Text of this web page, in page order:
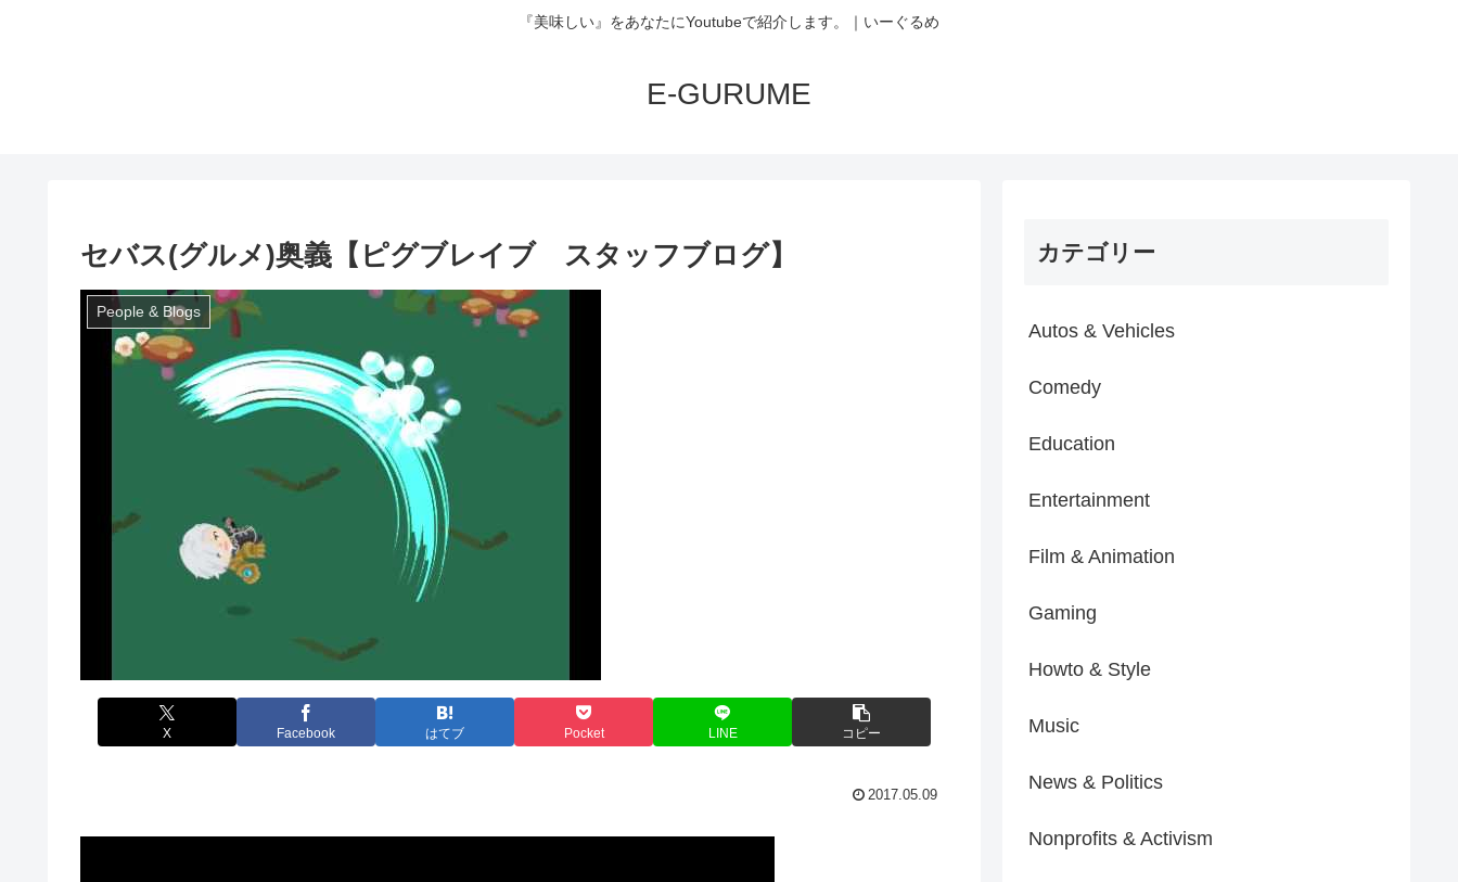
『美味しい』をあなたにYoutubeで紹介します。｜いーぐるめ
E-GURUME
セバス(グルメ)奥義【ピグブレイブ スタッフブログ】
People & Blogs
X Facebook はてブ Pocket LINE コピー
2017.05.09
カテゴリー
Autos & Vehicles
Comedy
Education
Entertainment
Film & Animation
Gaming
Howto & Style
Music
News & Politics
Nonprofits & Activism